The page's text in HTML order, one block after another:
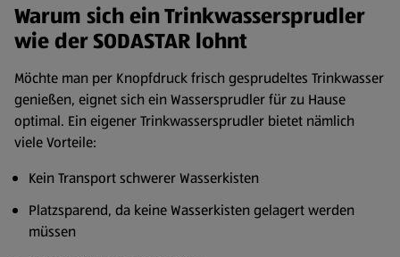
Warum sich ein Trinkwassersprudler
wie der SODASTAR lohnt
Möchte man per Knopfdruck frisch gesprudeltes Trinkwasser
genießen, eignet sich ein Wassersprudler für zu Hause
optimal. Ein eigener Trinkwassersprudler bietet nämlich
viele Vorteile:
Kein Transport schwerer Wasserkisten
Platzsparend, da keine Wasserkisten gelagert werden
müssen